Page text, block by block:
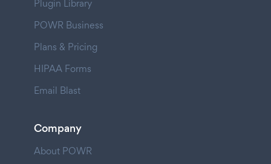
Plugin Library
POWR Business
Plans & Pricing
HIPAA Forms
Email Blast
Company
About POWR